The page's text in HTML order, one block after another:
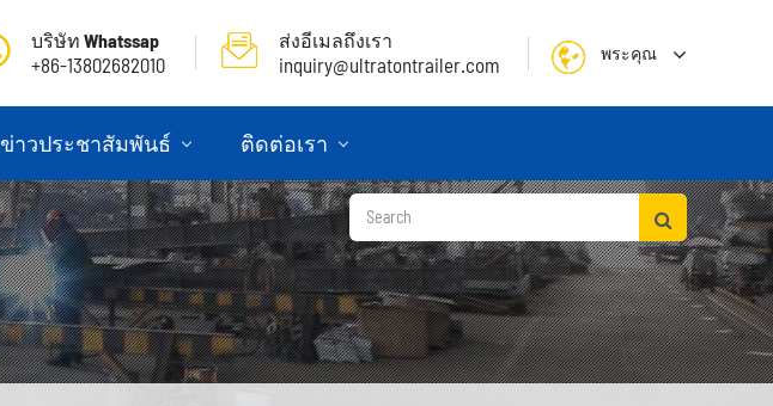
บริษัท Whatssap
+86-13802682010
ส่งอีเมลถึงเรา
inquiry@ultratontrailer.com พระคุณ
English
français
Deutsch
ข่าวประชาสัมพันธ์ ติดต่อเรา